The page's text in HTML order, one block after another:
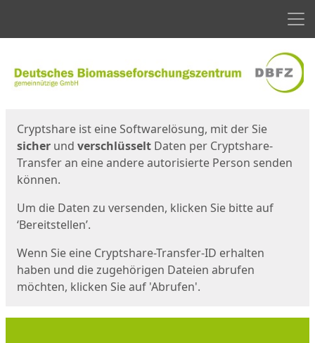
Cryptshare ist eine Softwarelösung, mit der Sie
sicher und verschlüsselt Daten per Cryptshare-
Transfer an eine andere autorisierte Person senden
können.
Um die Daten zu versenden, klicken Sie bitte auf
‘Bereitstellen’.
Wenn Sie eine Cryptshare-Transfer-ID erhalten
haben und die zugehörigen Dateien abrufen
möchten, klicken Sie auf 'Abrufen'.